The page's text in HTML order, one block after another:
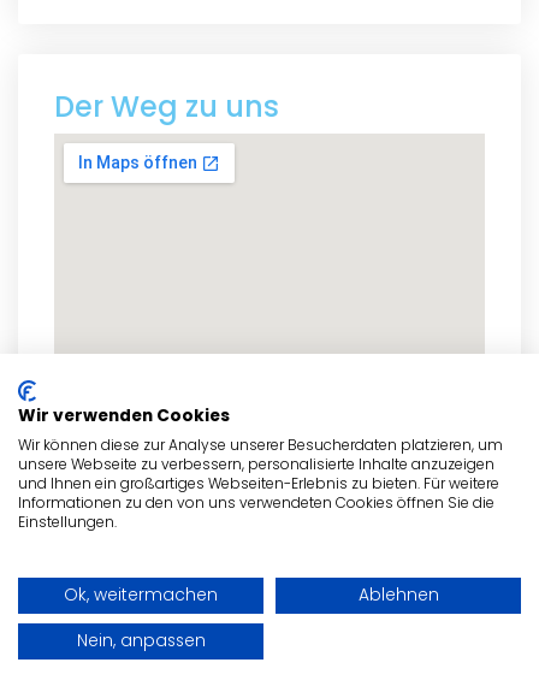
Der Weg zu uns
zum Routenplaner
- Anzeige -
Wir verwenden Cookies
Wir können diese zur Analyse unserer Besucherdaten platzieren, um
unsere Webseite zu verbessern, personalisierte Inhalte anzuzeigen
und Ihnen ein großartiges Webseiten-Erlebnis zu bieten. Für weitere
Informationen zu den von uns verwendeten Cookies öffnen Sie die
Einstellungen.
Ok, weitermachen
Ablehnen
Nein, anpassen